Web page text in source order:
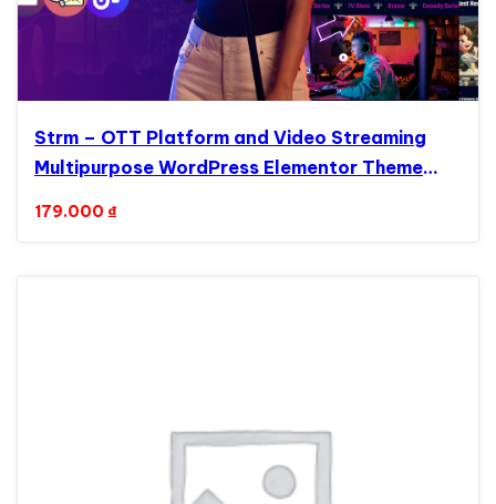
Strm – OTT Platform and Video Streaming
Multipurpose WordPress Elementor Theme
179.000 ₫